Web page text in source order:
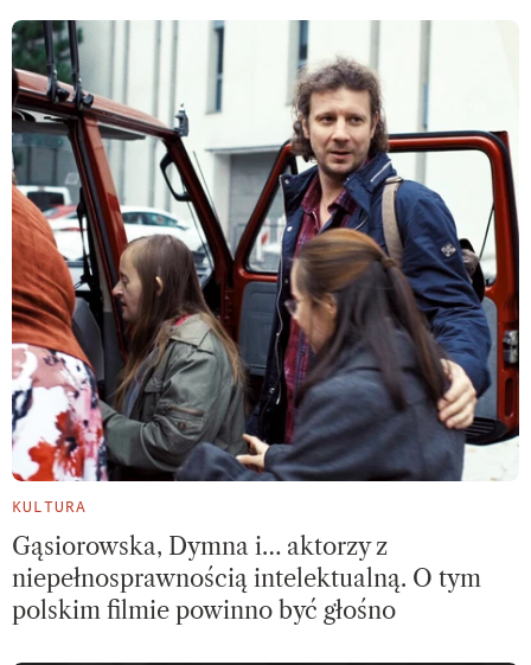
KULTURA
Gąsiorowska, Dymna i… aktorzy z
niepełnosprawnością intelektualną. O tym
polskim filmie powinno być głośno